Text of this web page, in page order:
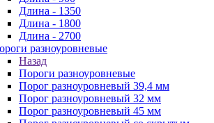
Длина - 1350
Длина - 1800
Длина - 2700
разноуровневые
Назад
Пороги разноуровневые
Порог разноуровневый 39,4 мм
Порог разноуровневый 32 мм
Порог разноуровневый 45 мм